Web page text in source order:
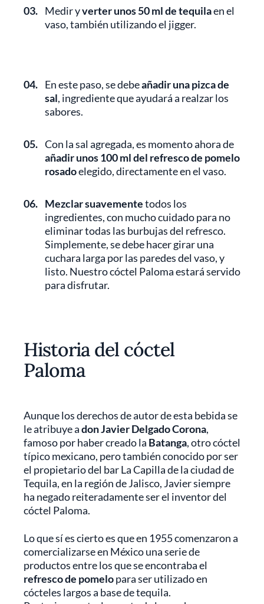
03. Medir yverter unos 50 ml de tequilaen el
vaso, también utilizando el jigger.
04. En este paso, se debeañadir una pizca de
sal, ingrediente que ayudará a realzar los
sabores.
05. Con la sal agregada, es momento ahora de
añadir unos 100 ml del refresco de pomelo
rosadoelegido, directamente en el vaso.
06. Mezclar suavementetodos los
ingredientes, con mucho cuidado para no
eliminar todas las burbujas del refresco.
Simplemente, se debe hacer girar una
cuchara larga por las paredes del vaso, y
listo. Nuestro cóctel Paloma estará servido
para disfrutar.
Historia del cóctel
Paloma
Aunque los derechos de autor de esta bebida se
le atribuye adon Javier Delgado Corona,
famoso por haber creado la Batanga, otro cóctel
típico mexicano, pero también conocido por ser
el propietario del bar La Capilla de la ciudad de
Tequila, en la región de Jalisco, Javier siempre
ha negado reiteradamente ser el inventor del
cóctel Paloma.
Lo que sí es cierto es que en 1955 comenzaron a
comercializarse en México una serie de
productos entre los que se encontraba el
refresco de pomelopara ser utilizado en
cócteles largos a base de tequila.